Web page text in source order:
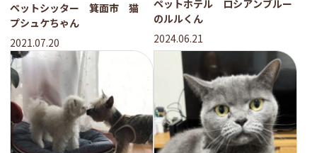
ペットシッター 箕面市 猫
プシュケちゃん
2021.07.20
ペットホテル ロシアンブルー
のルルくん
2024.06.21